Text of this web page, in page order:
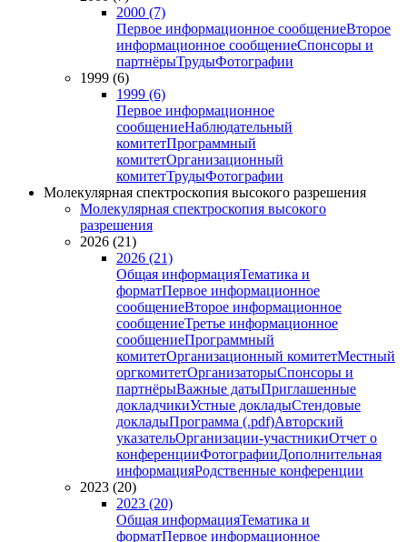
2000 (7)
Первое информационное сообщениеВторое
информационное сообщениеСпонсоры и
партнёрыТрудыФотографии
1999 (6)
1999 (6)
Первое информационное
сообщениеНаблюдательный
комитетПрограммный
комитетОрганизационный
комитетТрудыФотографии
Молекулярная спектроскопия высокого разрешения
Молекулярная спектроскопия высокого
разрешения
2026 (21)
2026 (21)
Общая информацияТематика и
форматПервое информационное
сообщениеВторое информационное
сообщениеТретье информационное
сообщениеПрограммный
комитетОрганизационный комитетМестный
оргкомитетОрганизаторыСпонсоры и
партнёрыВажные датыПриглашенные
докладчикиУстные докладыСтендовые
докладыПрограмма (.pdf)Авторский
указательОрганизации-участникиОтчет о
конференцииФотографииДополнительная
информацияРодственные конференции
2023 (20)
2023 (20)
Общая информацияТематика и
форматПервое информационное